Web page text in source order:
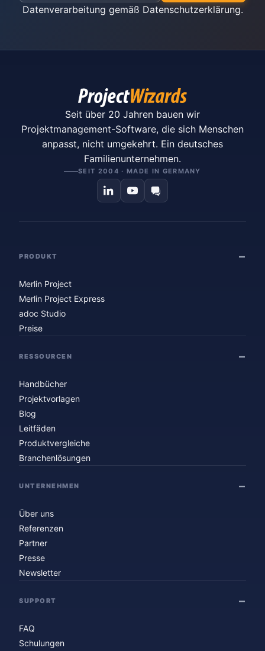
Datenverarbeitung gemäß Datenschutzerklärung.
Seit über 20 Jahren bauen wir
Projektmanagement-Software, die sich Menschen
anpasst, nicht umgekehrt. Ein deutsches
Familienunternehmen.
SEIT 2004 · MADE IN GERMANY
PRODUKT
Merlin Project
Merlin Project Express
adoc Studio
Preise
RESSOURCEN
Handbücher
Projektvorlagen
Blog
Leitfäden
Produktvergleiche
Branchenlösungen
UNTERNEHMEN
Über uns
Referenzen
Partner
Presse
Newsletter
SUPPORT
FAQ
Schulungen